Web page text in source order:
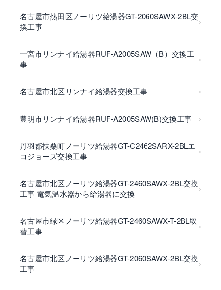
名古屋市熱田区ノーリツ給湯器GT-2060SAWX-2BL交
換工事
一宮市リンナイ給湯器RUF-A2005SAW（B）交換工
事
名古屋市北区リンナイ給湯器交換工事
豊明市リンナイ給湯器RUF-A2005SAW(B)交換工事
丹羽郡扶桑町ノーリツ給湯器GT-C2462SARX-2BLエ
コジョーズ交換工事
名古屋市北区ノーリツ給湯器GT-2460SAWX-2BL交換
工事 電気温水器から給湯器に交換
名古屋市緑区ノーリツ給湯器GT-2460SAWX-T-2BL取
替工事
名古屋市北区ノーリツ給湯器GT-2060SAWX-2BL交換
工事